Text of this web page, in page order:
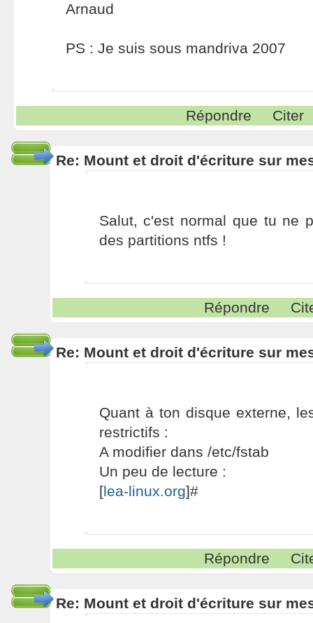
Arnaud
PS : Je suis sous mandriva 2007
Répondre Citer
Re: Mount et droit d'écriture sur
Salut, c'est normal que tu ne
des partitions ntfs !
Répondre
Re: Mount et droit d'écriture sur
Quant à ton disque externe,
restrictifs :
A modifier dans /etc/fstab
Un peu de lecture :
[lea-linux.org]#
Répondre
Re: Mount et droit d'écriture sur